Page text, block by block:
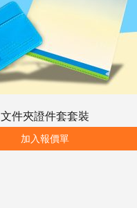
文件夾證件套套裝
加入報價單